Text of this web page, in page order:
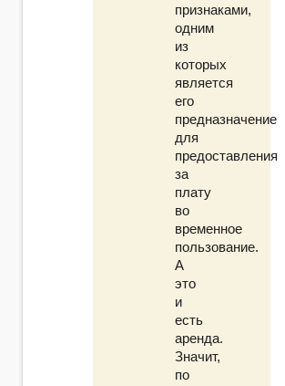
признаками,
одним
из
которых
является
его
предназначение
для
предоставления
за
плату
во
временное
пользование.
А
это
и
есть
аренда.
Значит,
по